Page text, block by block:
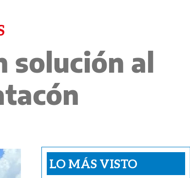
solución al
LO MÁS VISTO